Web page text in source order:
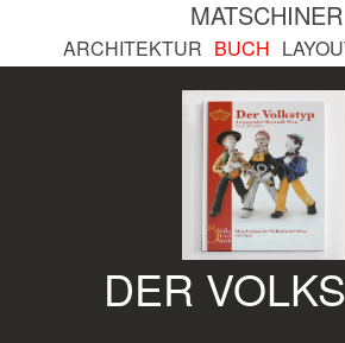
MATSCHINER
ARCHITEKTUR BUCH
DER